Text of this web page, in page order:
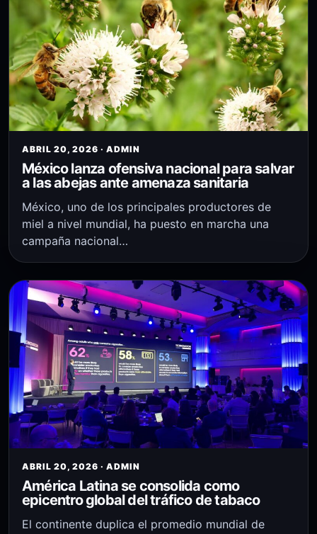
ABRIL 20, 2026 · ADMIN
México lanza ofensiva nacional para salvar
a las abejas ante amenaza sanitaria
México, uno de los principales productores de
miel a nivel mundial, ha puesto en marcha una
campaña nacional…
ABRIL 20, 2026 · ADMIN
América Latina se consolida como
epicentro global del tráfico de tabaco
El continente duplica el promedio mundial de